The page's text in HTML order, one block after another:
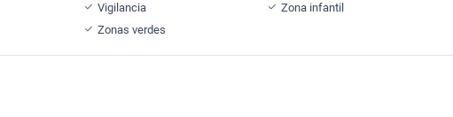
Vigilancia
Zona infantil
Zonas verdes